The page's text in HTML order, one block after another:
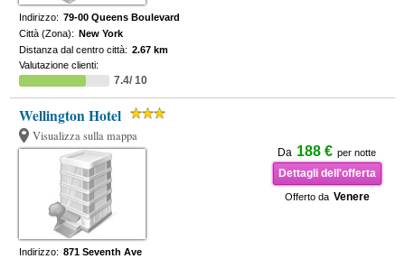
Indirizzo: 79-00 Queens Boulevard
Città (Zona): New York
Distanza dal centro città: 2.67 km
Valutazione clienti:
7.4/ 10
Wellington Hotel
Visualizza sulla mappa
Da 188 € per notte
Dettagli dell'offerta
Offerto da Venere
Indirizzo: 871 Seventh Ave